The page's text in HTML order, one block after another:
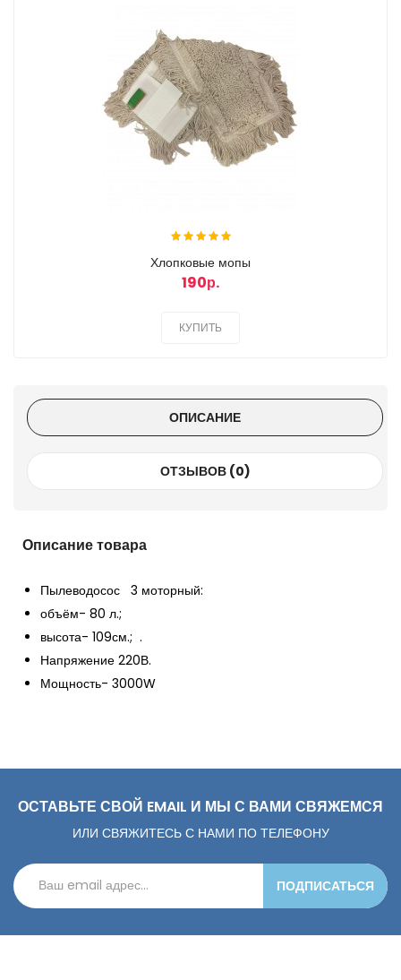
Хлопковые мопы
190р.
КУПИТЬ
ОПИСАНИЕ
ОТЗЫВОВ (0)
Описание товара
Пылеводосос 3 моторный:
объём- 80 л.;
высота- 109см.; .
Напряжение 220В.
Мощность- 3000W
ОСТАВЬТЕ СВОЙ EMAIL И МЫ С ВАМИ СВЯЖЕМСЯ
ИЛИ СВЯЖИТЕСЬ С НАМИ ПО ТЕЛЕФОНУ
ПОДПИСАТЬСЯ